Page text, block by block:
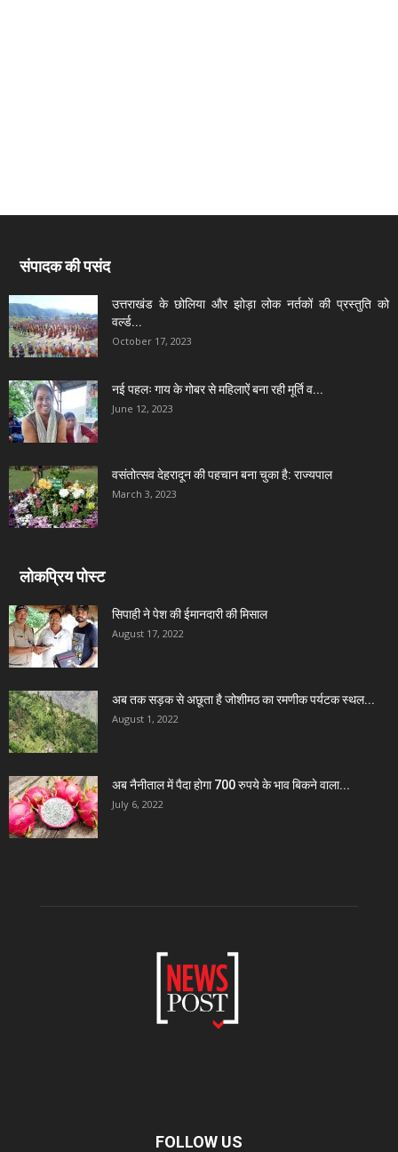
संपादक की पसंद
उत्तराखंड के छोलिया और झोड़ा लोक नर्तकों की प्रस्तुति को
वर्ल्ड...
October 17, 2023
नई पहलः गाय के गोबर से महिलाऐं बना रही मूर्ति व...
June 12, 2023
वसंतोत्सव देहरादून की पहचान बना चुका है: राज्यपाल
March 3, 2023
लोकप्रिय पोस्ट
सिपाही ने पेश की ईमानदारी की मिसाल
August 17, 2022
अब तक सड़क से अछूता है जोशीमठ का रमणीक पर्यटक स्थल...
August 1, 2022
अब नैनीताल में पैदा होगा 700 रुपये के भाव बिकने वाला...
July 6, 2022
FOLLOW US